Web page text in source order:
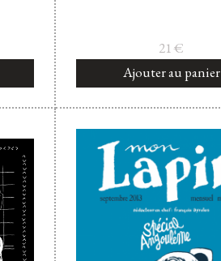
21€
Ajouter au panier